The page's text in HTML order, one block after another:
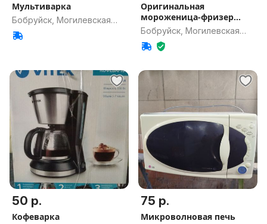
Мультиварка
Бобруйск, Могилевская
обл.
Оригинальная
мороженица-фризер
JoyMech
Бобруйск, Могилевская
обл.
50 р.
Кофеварка
75 р.
Микроволновая печь